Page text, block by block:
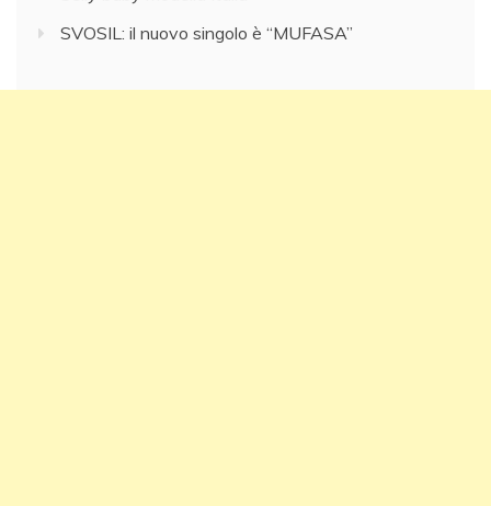
SVOSIL: il nuovo singolo è “MUFASA”